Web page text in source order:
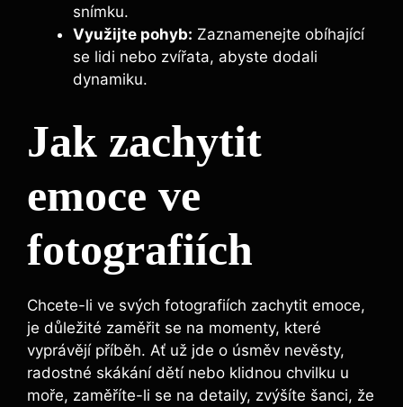
snímku.
Využijte pohyb: Zaznamenejte obíhající
se lidi nebo zvířata, abyste dodali
dynamiku.
Jak zachytit
emoce ve
fotografiích
Chcete-li ve svých fotografiích zachytit emoce,
je důležité zaměřit se na momenty, které
vyprávějí příběh. Ať už jde o úsměv nevěsty,
radostné skákání dětí nebo klidnou chvilku u
moře, zaměříte-li se na detaily, zvýšíte šanci, že